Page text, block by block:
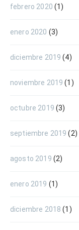
febrero 2020 (1)
enero 2020 (3)
diciembre 2019 (4)
noviembre 2019 (1)
octubre 2019 (3)
septiembre 2019 (2)
agosto 2019 (2)
enero 2019 (1)
diciembre 2018 (1)